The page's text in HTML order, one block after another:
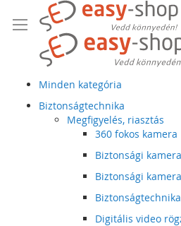
Minden kategória
Biztonságtechnika
Megfigyelés, riasztás
360 fokos kamera
Biztonsági kamera
Biztonsági
Digitális video